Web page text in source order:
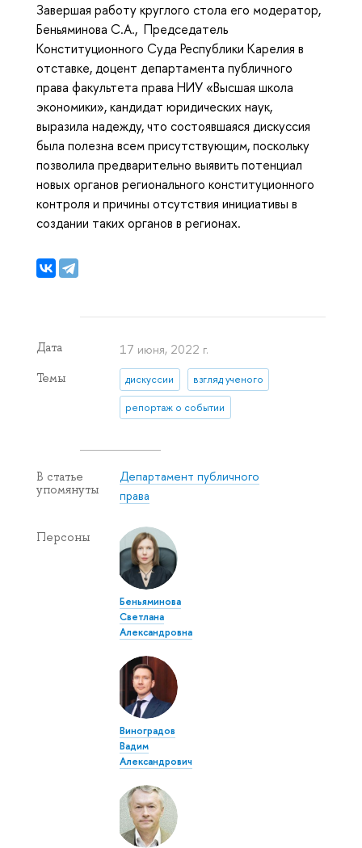
Завершая работу круглого стола его модератор,
Беньяминова С.А., Председатель
Конституционного Суда Республики Карелия в
отставке, доцент департамента публичного
права факультета права НИУ «Высшая школа
экономики», кандидат юридических наук,
выразила надежду, что состоявшаяся дискуссия
была полезна всем присутствующим, поскольку
позволила предварительно выявить потенциал
новых органов регионального конституционного
контроля и причины отсутствия инициативы в
создании таких органов в регионах.
Дата 17 июня, 2022 г.
Темы дискуссии взгляд ученого
репортаж о событии
В статье
упомянуты
Департамент публичного
права
Персоны
Беньяминова
Светлана
Александровна
Виноградов
Вадим
Александрович